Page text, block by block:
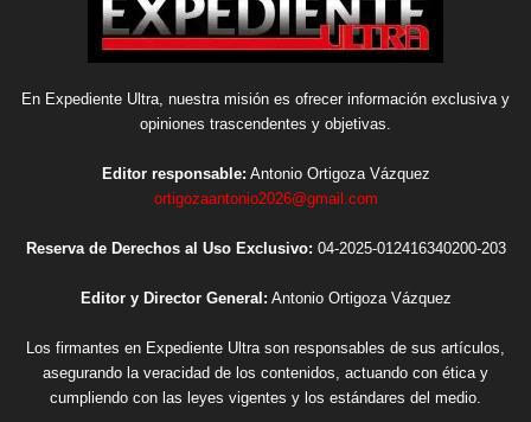
En Expediente Ultra, nuestra misión es ofrecer información exclusiva y
opiniones trascendentes y objetivas.
Editor responsable: Antonio Ortigoza Vázquez
ortigozaantonio2026@gmail.com
Reserva de Derechos al Uso Exclusivo: 04-2025-012416340200-203
Editor y Director General: Antonio Ortigoza Vázquez
Los firmantes en Expediente Ultra son responsables de sus artículos,
asegurando la veracidad de los contenidos, actuando con ética y
cumpliendo con las leyes vigentes y los estándares del medio.